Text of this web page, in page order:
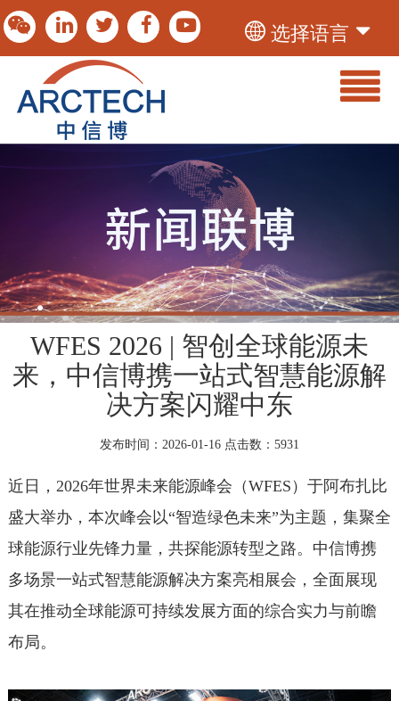
选择语言
WFES 2026 | 智创全球能源未
来，中信博携一站式智慧能源解
决方案闪耀中东
发布时间：2026-01-16 点击数： 5931
近日，2026年世界未来能源峰会（WFES）于阿布扎比
盛大举办，本次峰会以“智造绿色未来”为主题，集聚全
球能源行业先锋力量，共探能源转型之路。中信博携
多场景一站式智慧能源解决方案亮相展会，全面展现
其在推动全球能源可持续发展方面的综合实力与前瞻
布局。